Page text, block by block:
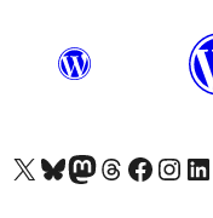
ကျွန်ုပ်တို့၏ X (ယခင် Twitter) အကောင့်သို့ သွားရောက်ကြည့်ရှုပါကျွန်ုပ်တို့၏ Bluesky အကောင့်သို့ ဝင်ရောက်ကြည့်ရှုရန်
ကျွန်ုပ်တို့၏ Mastodon အကောင့်သို့ သွားရောက်ကြည့်ရှုပါကျွန်ုပ်တို့၏ Threads အကောင့်သို့ ဝင်ရောက်ကြည့်ရှုရန်
ကျွန်ုပ်တို့၏ Facebook စာမျက်နှာသို့ သွားရောက်ကြည့်ရှုပါကျွန်ုပ်တို့၏ Instagram အကောင့်သို့ သွားရောက်ကြည့်ရှုပါ ကျွန်ုပ်တို့၏ LinkedIn အကောင့်သို့ သွားရောက်ကြည့်ရှုပါ